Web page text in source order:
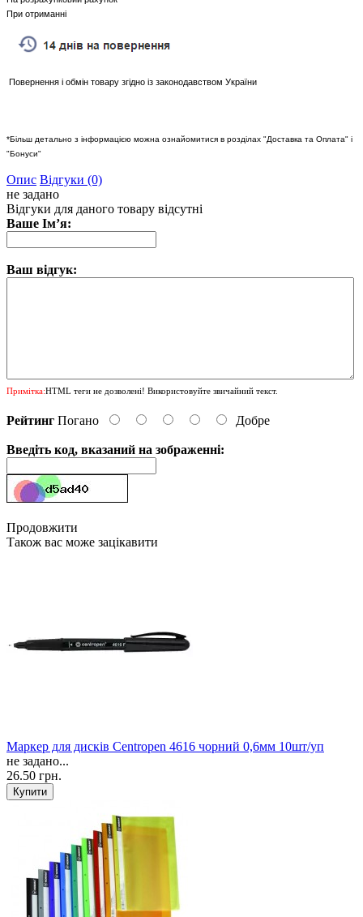
При отриманні
Повернення і обмін товару згідно із законодавством України
*Більш детально з інформацією можна ознайомитися в розділах "Доставка та Оплата" і
"Бонуси"
Опис Відгуки (0)
не задано
Відгуки для даного товару відсутні
Ваше Ім’я:
Ваш відгук:
Примітка:HTML теги не дозволені! Використовуйте звичайний текст.
Рейтинг Погано Добре
Введіть код, вказаний на зображенні:
Продовжити
Також вас може зацікавити
Маркер для дисків Centropen 4616 чорний 0,6мм 10шт/уп
не задано...
26.50 грн.